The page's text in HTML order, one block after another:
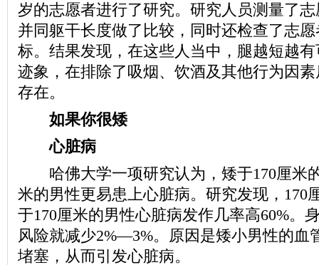
岁的志愿者进行了研究。研究人员测量了
并同躯干长度做了比较，同时还检查了志
标。结果发现，在这些人当中，腿越短越
迹象，在排除了吸烟、饮酒及其他行为因
存在。
如果你很矮
心脏病
哈佛大学一项研究认为，矮于170厘米
米的男性更易患上心脏病。研究发现，170
于170厘米的男性心脏病发作几率高60%。
风险就减少2%—3%。原因是矮小男性的血
堵塞，从而引发心脏病。